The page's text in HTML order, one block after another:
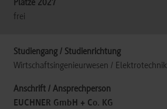
frei
Wirtschaftsingenieurwesen / Elektrotechnik
EUCHNER GmbH + Co. KG